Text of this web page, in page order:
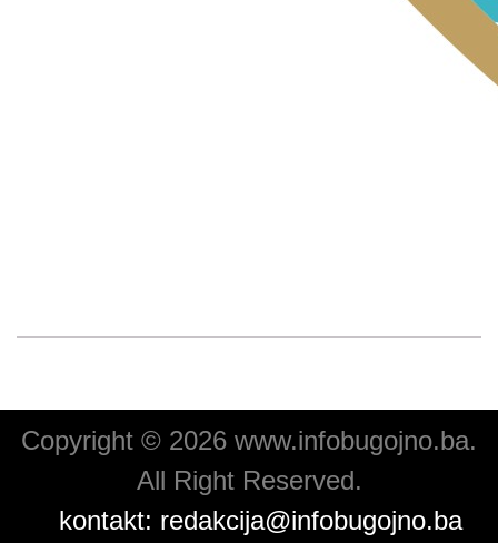
Copyright © 2026 www.infobugojno.ba.
All Right Reserved.
kontakt: redakcija@infobugojno.ba